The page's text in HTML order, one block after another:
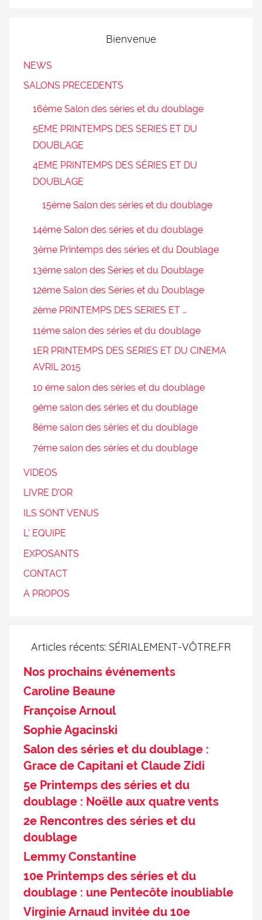
Bienvenue
NEWS
SALONS PRECEDENTS
16ème Salon des séries et du doublage
5EME PRINTEMPS DES SERIES ET DU
DOUBLAGE
4EME PRINTEMPS DES SÉRIES ET DU
DOUBLAGE
15éme Salon des séries et du doublage
14éme Salon des séries et du doublage
3éme Printemps des séries et du Doublage
13éme salon des Séries et du Doublage
12éme Salon des Séries et du Doublage
2ème PRINTEMPS DES SERIES ET …
11éme salon des séries et du doublage
1ER PRINTEMPS DES SERIES ET DU CINEMA
AVRIL 2015
10 éme salon des séries et du doublage
9éme salon des séries et du doublage
8éme salon des séries et du doublage
7éme salon des séries et du doublage
VIDEOS
LIVRE D’OR
ILS SONT VENUS
L’ EQUIPE
EXPOSANTS
CONTACT
A PROPOS
Articles récents: SÉRIALEMENT-VÔTRE.FR
Nos prochains événements
Caroline Beaune
Françoise Arnoul
Sophie Agacinski
Salon des séries et du doublage :
Grace de Capitani et Claude Zidi
5e Printemps des séries et du
doublage : Noëlle aux quatre vents
2e Rencontres des séries et du
doublage
Lemmy Constantine
10e Printemps des séries et du
doublage : une Pentecôte inoubliable
Virginie Arnaud invitée du 10e